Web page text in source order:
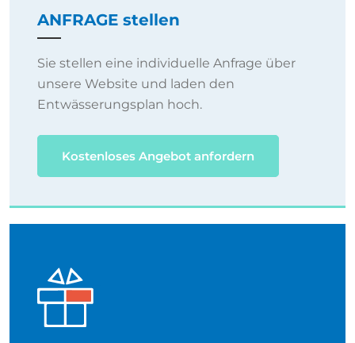
ANFRAGE stellen
Sie stellen eine individuelle Anfrage über
unsere Website und laden den
Entwässerungsplan hoch.
Kostenloses Angebot anfordern